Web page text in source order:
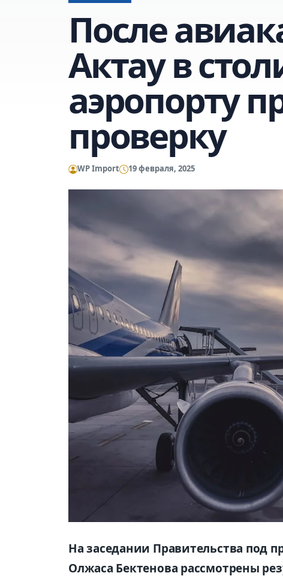
После
Актау в
аэропорту
проверку
WP Import 19 февраля, 2025
На заседании Правительства под
Олжаса Бектенова рассмотрены